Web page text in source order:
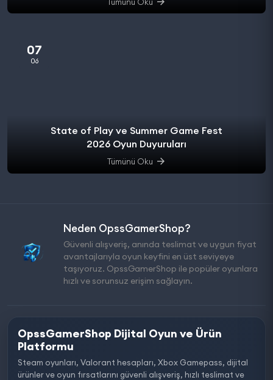
07
06
State of Play ve Summer Game Fest
2026 Oyun Duyuruları
Tümünü Oku
Neden OpssGamerShop?
Güvenli alışveriş, anında teslimat ve uygun fiyat
avantajlarıyla oyun keyfini en üst seviyeye
taşıyoruz. OpssGamerShop ile popüler oyunlara
hızlı ve sorunsuz erişim sağlayın.
OpssGamerShop Dijital Oyun ve Ürün
Platformu
Steam oyunları, Valorant hesapları, Xbox Gamepass, dijital
ürünler ve oyun fırsatlarını güvenli alışveriş, hızlı teslimat ve